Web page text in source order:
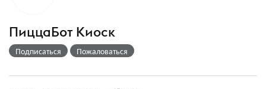
ПиццаБот Киоск
Подписаться Пожаловаться